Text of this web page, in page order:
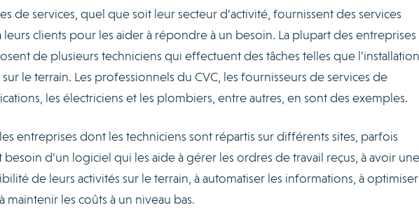
de services, quel que soit leur secteur d’activité, fournissent des services
leurs clients pour les aider à répondre à un besoin. La plupart des
de plusieurs techniciens qui effectuent des tâches telles que
le terrain. Les professionnels du CVC, les fournisseurs de services de
les électriciens et les plombiers, entre autres, en sont des exemples.
entreprises dont les techniciens sont répartis sur différents sites, parfois
d’un logiciel qui les aide à gérer les ordres de travail reçus, à avoir une
de leurs activités sur le terrain, à automatiser les informations, à
maintenir les coûts à un niveau bas.